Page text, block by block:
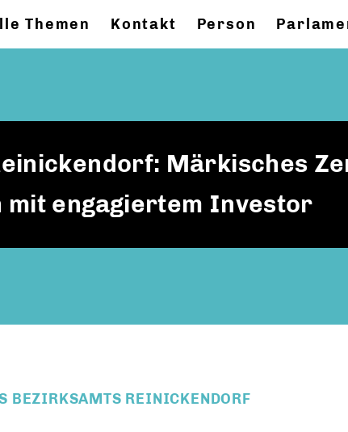
Themen Kontakt Person
Märkisches
mit engagiertem Investor
BEZIRKSAMTS REINICKENDORF